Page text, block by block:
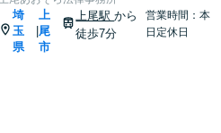
埼
玉
県
上
尾
市
上尾駅から
徒歩7分
営業時間：本
日定休日